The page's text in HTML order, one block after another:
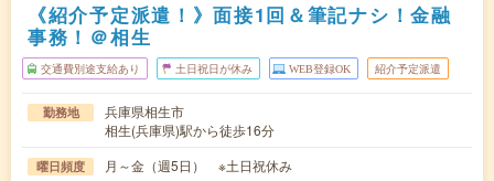
《紹介予定派遣！》面接1回＆筆記ナシ！金融
事務！＠相生
交通費別途支給あり 土日祝日が休み WEB登録OK 紹介予定派遣
勤務地
兵庫県相生市
相生(兵庫県)駅から徒歩16分
曜日頻度 月～金（週5日） ※土日祝休み